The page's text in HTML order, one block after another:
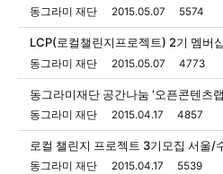
동그라미 재단 2015.05.07 5574
LCP(로컬챌린지프로젝트) 2기 멤버
동그라미 재단 2015.05.07 4773
동그라미재단 공간나눔 ‘오픈콘텐츠
동그라미 재단 2015.04.17 4857
로컬 챌린지 프로젝트 3기모집 서울/
동그라미 재단 2015.04.17 5539